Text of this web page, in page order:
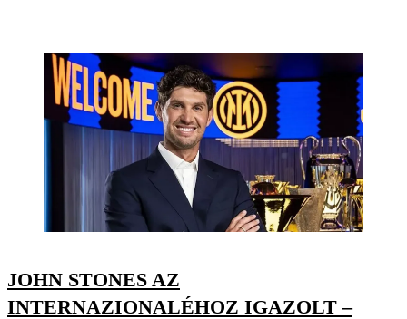
JOHN STONES AZ
INTERNAZIONALÉHOZ IGAZOLT –